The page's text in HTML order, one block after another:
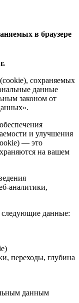
в браузере
сохраняемых
данные
законом от
и улучшения
— это
на вашем
аналитики,
данные:
переходы, глубина
данным